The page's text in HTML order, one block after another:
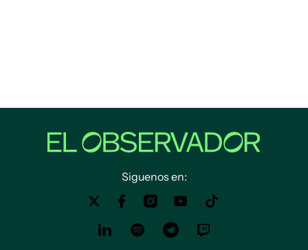
Siguenos en: